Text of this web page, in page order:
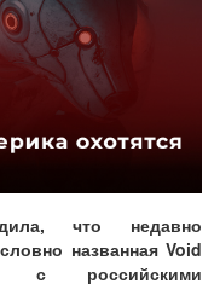
что недавно
названная Void
с российскими